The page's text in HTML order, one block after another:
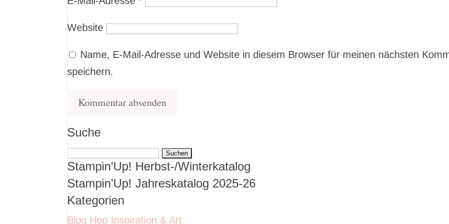
Website
Name, E-Mail-Adresse und Website in diesem Browser für meinen nächsten
speichern.
Suche
Suchen
nach:
Stampin’Up! Herbst-/Winterkatalog
Stampin’Up! Jahreskatalog 2025-26
Kategorien
Blog Hop Inspiration & Art